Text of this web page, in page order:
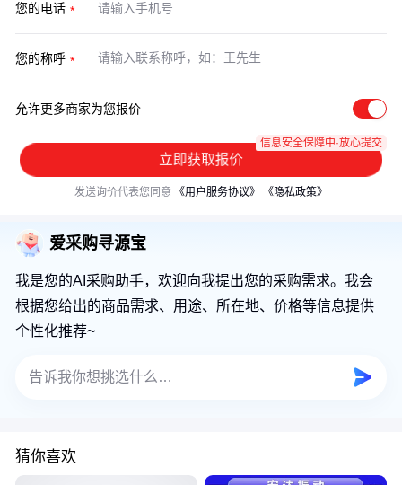
您的电话
您的称呼
允许更多商家为您报价
立即获取报价
信息安全保障中·放心提交
发送询价代表您同意 《用户服务协议》 《隐私政策》
爱采购寻源宝
我是您的AI采购助手，欢迎向我提出您的采购需求。我会
根据您给出的商品需求、用途、所在地、价格等信息提供
个性化推荐~
猜你喜欢